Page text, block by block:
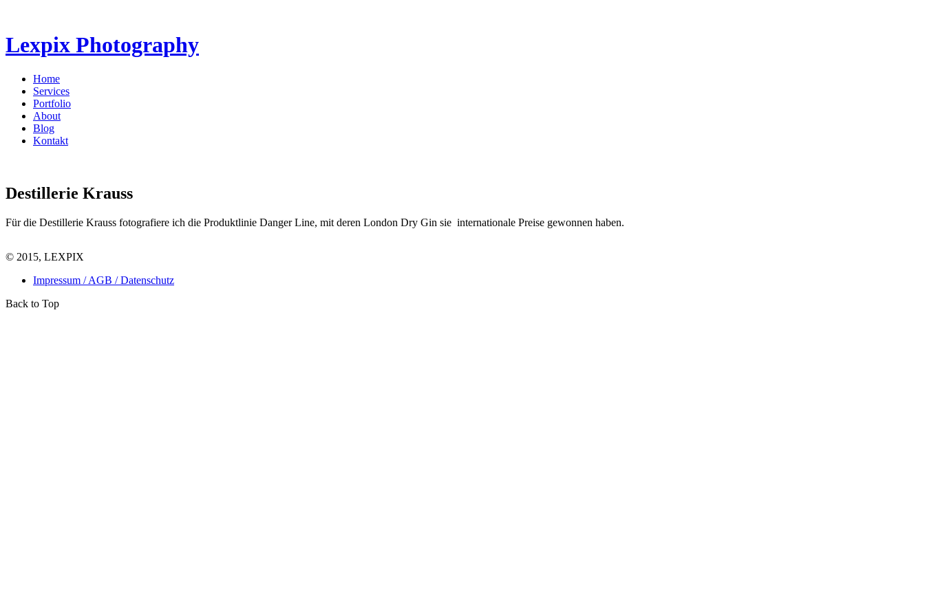
Lexpix Photography
Hauptmenü
Home
Services
Portfolio
About
Blog
Kontakt
Destillerie Krauss
Für die Destillerie Krauss fotografiere ich die Produktlinie Danger Line, mit deren London Dry Gin sie internationale Preise gewonnen haben.
© 2015, LEXPIX
Impressum / AGB / Datenschutz
Back to Top